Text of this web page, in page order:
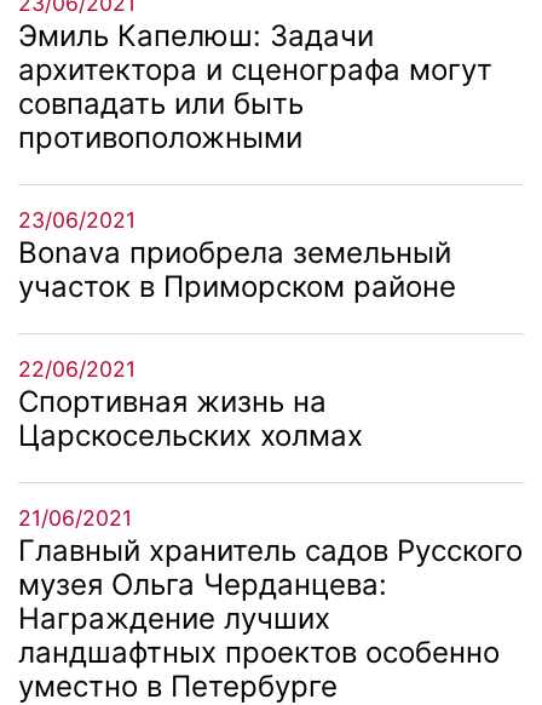
Эмиль Капелюш: Задачи
архитектора и сценографа могут
совпадать или быть
противоположными
23/06/2021
Bonava приобрела земельный
участок в Приморском районе
22/06/2021
Спортивная жизнь на
Царскосельских холмах
21/06/2021
Главный хранитель садов Русского
музея Ольга Черданцева:
Награждение лучших
ландшафтных проектов особенно
уместно в Петербурге